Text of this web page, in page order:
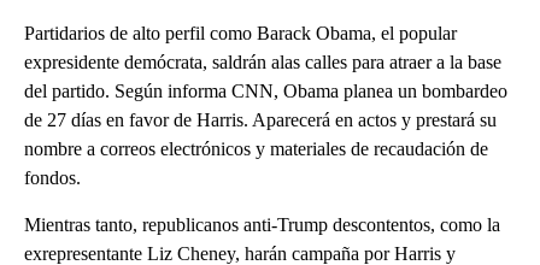
Partidarios de alto perfil como Barack Obama, el popular
expresidente demócrata, saldrán alas calles para atraer a la base
del partido. Según informa CNN, Obama planea un bombardeo
de 27 días en favor de Harris. Aparecerá en actos y prestará su
nombre a correos electrónicos y materiales de recaudación de
fondos.
Mientras tanto, republicanos anti-Trump descontentos, como la
exrepresentante Liz Cheney, harán campaña por Harris y